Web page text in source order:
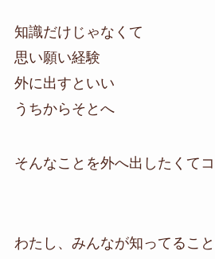
知識だけじゃなくて
思い願い経験
外に出すといい
うちからそとへ
そんなことを外へ出したくて
わたし、みんなが知ってるこ